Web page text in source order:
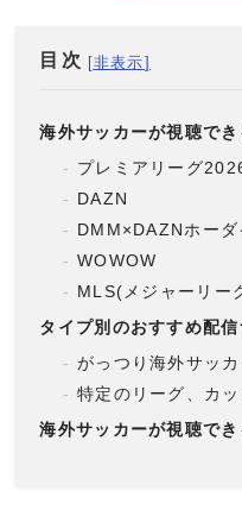
目次
海外サッカーが視聴で
プレミアリーグ
DAZN
DMM×DAZNホーダ
WOWOW
MLS(メジャーリー
タイプ別のおすすめ配信
がっつり海外サッ
特定のリーグ、カ
海外サッカーが視聴で